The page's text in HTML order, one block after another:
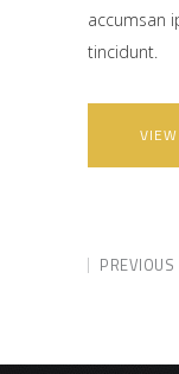
accumsan
tincidunt.
PREVIOUS